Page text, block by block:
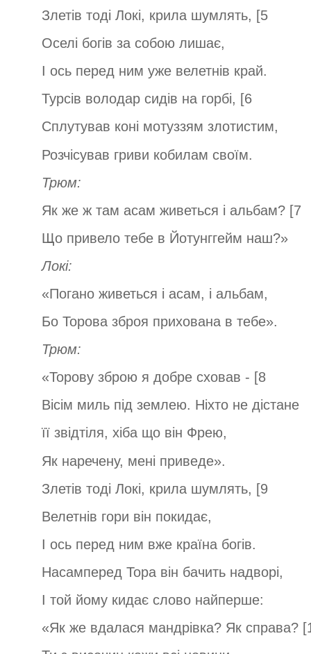
Злетів тоді Локі, крила шумлять, [5
Оселі богів за собою лишає,
І ось перед ним уже велетнів край.
Турсів володар сидів на горбі, [6
Сплутував коні мотуззям злотистим,
Розчісував гриви кобилам своїм.
Трюм:
Як же ж там асам живеться і альбам? [7
Що привело тебе в Йотунггейм наш?»
Локі:
«Погано живеться і асам, і альбам,
Бо Торова зброя прихована в тебе».
Трюм:
«Торову зброю я добре сховав - [8
Вісім миль під землею. Ніхто не дістане
її звідтіля, хіба що він Фрею,
Як наречену, мені приведе».
Злетів тоді Локі, крила шумлять, [9
Велетнів гори він покидає,
І ось перед ним вже країна богів.
Насамперед Тора він бачить надворі,
І той йому кидає слово найперше:
«Як же вдалася мандрівка? Як справа?